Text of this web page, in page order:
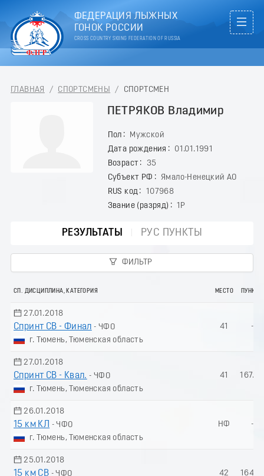
ФЕДЕРАЦИЯ ЛЫЖНЫХ
ГОНОК РОССИИ
CROSS COUNTRY SKIING FEDERATION OF RUSSIA
ГЛАВНАЯ / СПОРТСМЕНЫ / СПОРТСМЕН
ПЕТРЯКОВ Владимир
Пол
Мужской
Дата рождения
01.01.1991
Возраст
35
Субъект РФ
Ямало-Ненецкий АО
RUS код
107968
Звание (разряд)
1Р
РЕЗУЛЬТАТЫ РУС ПУНКТЫ
ФИЛЬТР
СП. ДИСЦИПЛИНА, КАТЕГОРИЯ МЕСТО ПУНКТЫ
27.01.2018
Спринт СВ - Финал - ЧФО
г. Тюмень, Тюменская область
41 -
27.01.2018
Спринт СВ - Квал. - ЧФО
г. Тюмень, Тюменская область
41 167.38
26.01.2018
15 км КЛ
- ЧФО
г. Тюмень, Тюменская область
НФ -
25.01.2018
15 км СВ - ЧФО
42 164.77